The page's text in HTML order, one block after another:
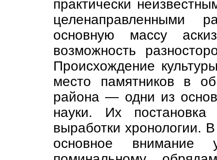
практически
целенаправленными
основную массу
возможность
Происхождение
место памятников в
района — одни из
науки. Их
выработки хронологии.
основное внимание